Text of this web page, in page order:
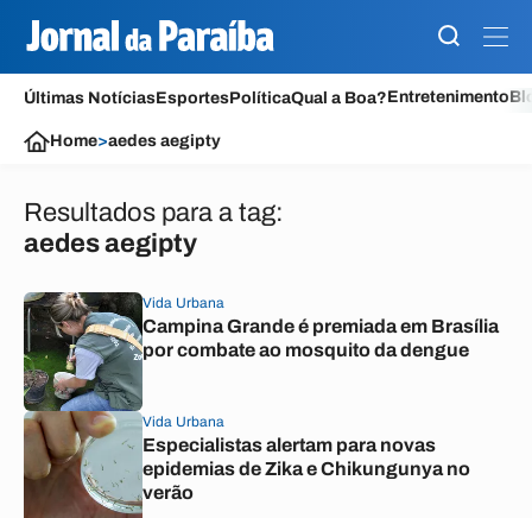
Últimas NotíciasEsportesPolíticaQual a Boa?Entretenimento
Home>aedes aegipty
Resultados para a tag:
aedes aegipty
Vida Urbana
Campina Grande é premiada em Brasília
por combate ao mosquito da dengue
Vida Urbana
Especialistas alertam para novas
epidemias de Zika e Chikungunya no
verão